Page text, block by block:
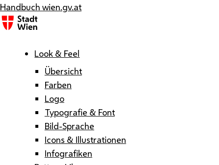
Handbuch wien.gv.at
Look & Feel
Übersicht
Farben
Logo
Typografie & Font
Bild-Sprache
Icons & Illustrationen
Infografiken